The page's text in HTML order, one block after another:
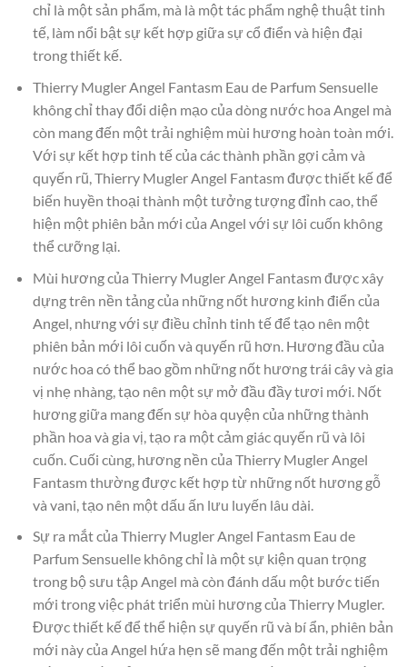
chỉ là một sản phẩm, mà là một tác phẩm nghệ thuật tinh
tế, làm nổi bật sự kết hợp giữa sự cổ điển và hiện đại
trong thiết kế.
Thierry Mugler Angel Fantasm Eau de Parfum Sensuelle
không chỉ thay đổi diện mạo của dòng nước hoa Angel mà
còn mang đến một trải nghiệm mùi hương hoàn toàn mới.
Với sự kết hợp tinh tế của các thành phần gợi cảm và
quyến rũ, Thierry Mugler Angel Fantasm được thiết kế để
biến huyền thoại thành một tưởng tượng đỉnh cao, thể
hiện một phiên bản mới của Angel với sự lôi cuốn không
thể cưỡng lại.
Mùi hương của Thierry Mugler Angel Fantasm được xây
dựng trên nền tảng của những nốt hương kinh điển của
Angel, nhưng với sự điều chỉnh tinh tế để tạo nên một
phiên bản mới lôi cuốn và quyến rũ hơn. Hương đầu của
nước hoa có thể bao gồm những nốt hương trái cây và gia
vị nhẹ nhàng, tạo nên một sự mở đầu đầy tươi mới. Nốt
hương giữa mang đến sự hòa quyện của những thành
phần hoa và gia vị, tạo ra một cảm giác quyến rũ và lôi
cuốn. Cuối cùng, hương nền của Thierry Mugler Angel
Fantasm thường được kết hợp từ những nốt hương gỗ
và vani, tạo nên một dấu ấn lưu luyến lâu dài.
Sự ra mắt của Thierry Mugler Angel Fantasm Eau de
Parfum Sensuelle không chỉ là một sự kiện quan trọng
trong bộ sưu tập Angel mà còn đánh dấu một bước tiến
mới trong việc phát triển mùi hương của Thierry Mugler.
Được thiết kế để thể hiện sự quyến rũ và bí ẩn, phiên bản
mới này của Angel hứa hẹn sẽ mang đến một trải nghiệm